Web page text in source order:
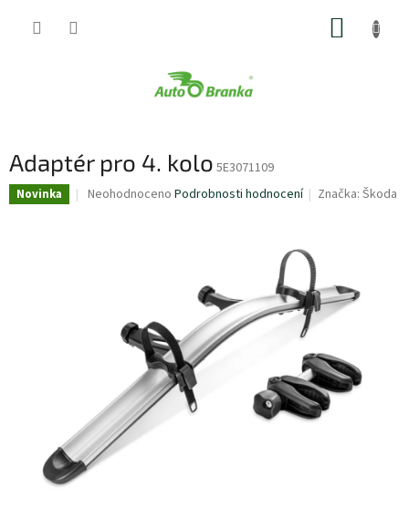
Adaptér pro 4. kolo 5E3071109
Novinka
Průměrné
Neohodnoceno Podrobnosti hodnocení Značka:Škoda